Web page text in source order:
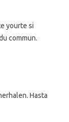
yourte si
commun.
Hasta